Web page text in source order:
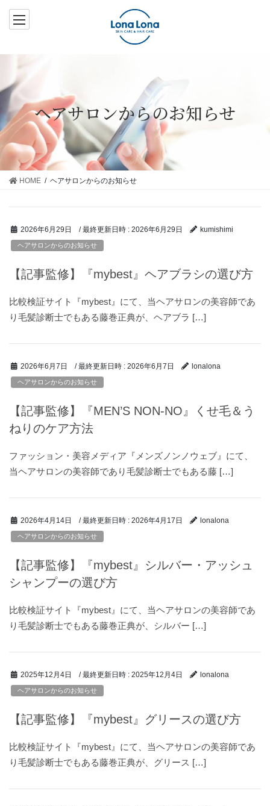
ス
ッ
プ
ン
移
動
ヘアサロンからのお知らせ
HOME ヘアサロンからのお知らせ
2026年6月29日 / 最終更新日時 : 2026年6月29日 kumishimi
ヘアサロンからのお知らせ
【記事監修】『mybest』ヘアブラシの選び方
比較検証サイト『mybest』にて、当ヘアサロンの美容師であ
り毛髪診断士でもある藤巻正典が、ヘアブラ […]
2026年6月7日 / 最終更新日時 : 2026年6月7日 lonalona
ヘアサロンからのお知らせ
【記事監修】『MEN’S NON-NO』くせ毛＆う
ねりのケア方法
ファッション・美容メディア『メンズノンノウェブ』にて、
当ヘアサロンの美容師であり毛髪診断士でもある藤 […]
2026年4月14日 / 最終更新日時 : 2026年4月17日 lonalona
ヘアサロンからのお知らせ
【記事監修】『mybest』シルバー・アッシュ
シャンプーの選び方
比較検証サイト『mybest』にて、当ヘアサロンの美容師であ
り毛髪診断士でもある藤巻正典が、シルバー […]
2025年12月4日 / 最終更新日時 : 2025年12月4日 lonalona
ヘアサロンからのお知らせ
【記事監修】『mybest』グリースの選び方
比較検証サイト『mybest』にて、当ヘアサロンの美容師であ
り毛髪診断士でもある藤巻正典が、グリース […]